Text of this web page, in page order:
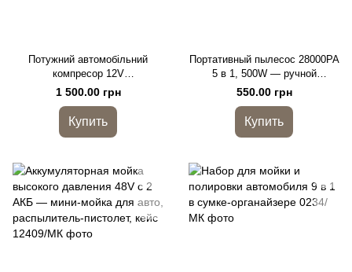
Потужний автомобільний
компресор 12V
двохциліндровий у кейсі зі
стрілочним манометром
1 500.00 грн
Купить
Портативный пылесос 28000PA
5 в 1, 500W — ручной
аккумуляторный пылесос для
авто, дома и офиса
550.00 грн
Купить